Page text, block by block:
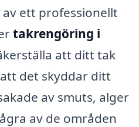
ett professionellt
takrengöring i
att ditt tak
det skyddar ditt
av smuts, alger
av de områden